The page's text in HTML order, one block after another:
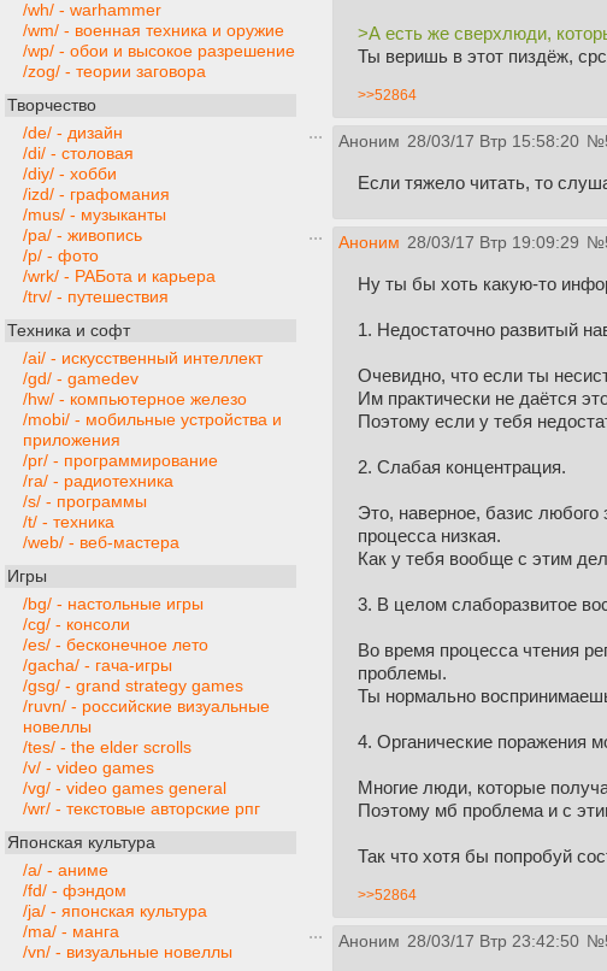
/wh/ - warhammer
/wm/ - военная техника и оружие
/wp/ - обои и высокое разрешение
/zog/ - теории заговора
Творчество
/de/ - дизайн
/di/ - столовая
/diy/ - хобби
/izd/ - графомания
/mus/ - музыканты
/pa/ - живопись
/p/ - фото
/wrk/ - РАБота и карьера
/trv/ - путешествия
Техника и софт
/ai/ - искусственный интеллект
/gd/ - gamedev
/hw/ - компьютерное железо
/mobi/ - мобильные устройства и
приложения
/pr/ - программирование
/ra/ - радиотехника
/s/ - программы
/t/ - техника
/web/ - веб-мастера
Игры
/bg/ - настольные игры
/cg/ - консоли
/es/ - бесконечное лето
/gacha/ - гача-игры
/gsg/ - grand strategy games
/ruvn/ - российские визуальные
новеллы
/tes/ - the elder scrolls
/v/ - video games
/vg/ - video games general
/wr/ - текстовые авторские рпг
Японская культура
/a/ - аниме
/fd/ - фэндом
/ja/ - японская культура
/ma/ - манга
/vn/ - визуальные новеллы
>А есть же сверхлюди,
Ты веришь в этот пиздёж,
>>52864
Аноним 28/03/17 Втр 15:58:20 №
Если тяжело читать, то
Аноним 28/03/17 Втр 19:09:29 №
Ну ты бы хоть какую-то
1. Недостаточно развитый
Очевидно, что если ты
Им практически не даётся
Поэтому если у тебя
2. Слабая концентрация.
Это, наверное, базис любого
процесса низкая.
Как у тебя вообще с этим
3. В целом слаборазвитое
Во время процесса чтения
проблемы.
Ты нормально
4. Органические поражения
Многие люди, которые
Поэтому мб проблема и с
Так что хотя бы попробуй
>>52864
Аноним 28/03/17 Втр 23:42:50 №